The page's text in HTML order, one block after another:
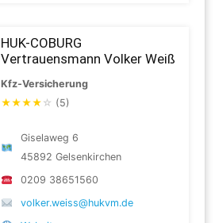
HUK-COBURG
Vertrauensmann Volker Weiß
Kfz-Versicherung
★★★★ ☆ (5)
Giselaweg 6
45892 Gelsenkirchen
0209 38651560
volker.weiss@hukvm.de